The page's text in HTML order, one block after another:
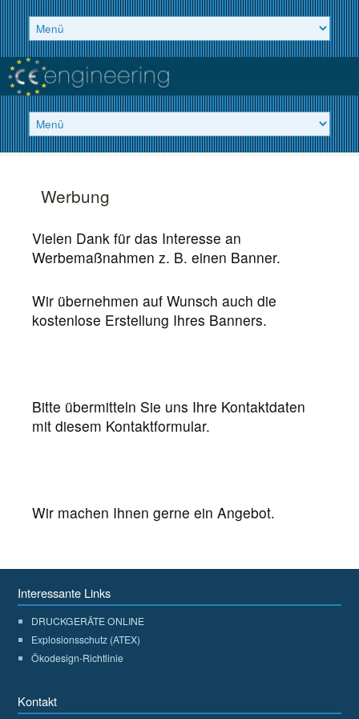
Werbung
Vielen Dank für das Interesse an
Werbemaßnahmen z. B. einen Banner.
Wir übernehmen auf Wunsch auch die
kostenlose Erstellung Ihres Banners.
Bitte übermitteln Sie uns Ihre Kontaktdaten
mit diesem Kontaktformular.
Wir machen Ihnen gerne ein Angebot.
Interessante Links
DRUCKGERÄTE ONLINE
Explosionsschutz (ATEX)
Ökodesign-Richtlinie
Kontakt